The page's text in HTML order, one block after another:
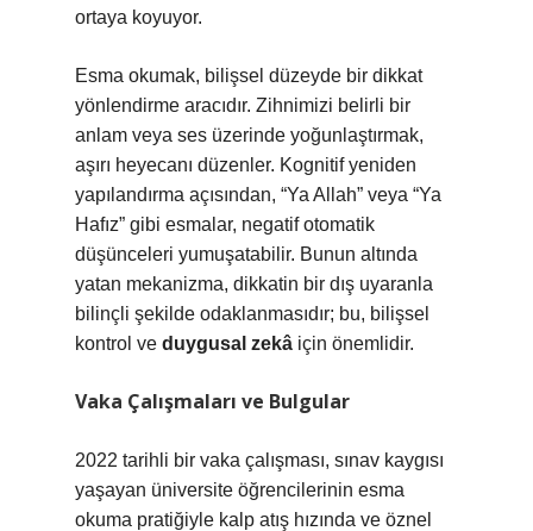
ortaya koyuyor.
Esma okumak, bilişsel düzeyde bir dikkat
yönlendirme aracıdır. Zihnimizi belirli bir
anlam veya ses üzerinde yoğunlaştırmak,
aşırı heyecanı düzenler. Kognitif yeniden
yapılandırma açısından, “Ya Allah” veya “Ya
Hafız” gibi esmalar, negatif otomatik
düşünceleri yumuşatabilir. Bunun altında
yatan mekanizma, dikkatin bir dış uyaranla
bilinçli şekilde odaklanmasıdır; bu, bilişsel
kontrol ve duygusal zekâ için önemlidir.
Vaka Çalışmaları ve Bulgular
2022 tarihli bir vaka çalışması, sınav kaygısı
yaşayan üniversite öğrencilerinin esma
okuma pratiğiyle kalp atış hızında ve öznel